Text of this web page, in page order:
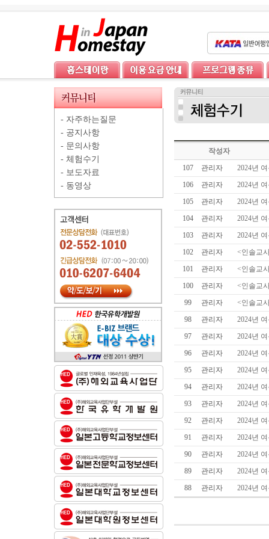
- 자주하는질문
- 공지사항
- 문의사항
- 체험수기
- 보도자료
- 동영상
작성자
107
관리자
2024년
106
관리자
2024년
105
관리자
2024년
104
관리자
2024년
103
관리자
2024년
102
관리자
<인솔교
101
관리자
<인솔교
100
관리자
<인솔교
99
관리자
<인솔교
98
관리자
2024년
97
관리자
2024년
96
관리자
2024년
95
관리자
2024년
94
관리자
2024년
93
관리자
2024년
92
관리자
2024년
91
관리자
2024년
90
관리자
2024년
89
관리자
2024년
88
관리자 2024년